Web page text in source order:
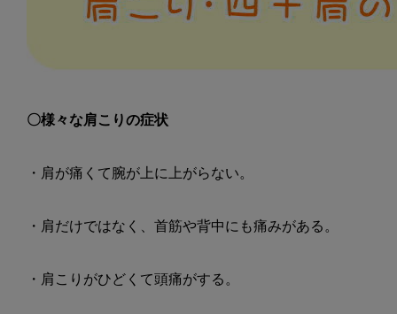
〇様々な肩こりの症状
・肩が痛くて腕が上に上がらない。
・肩だけではなく、首筋や背中にも痛みがある。
・肩こりがひどくて頭痛がする。